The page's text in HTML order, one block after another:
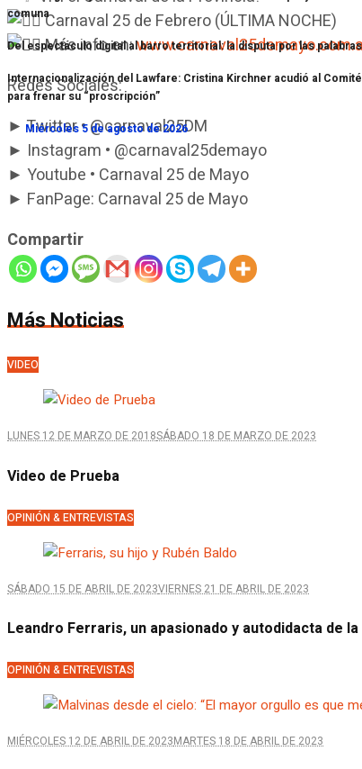
comuna
Del espectáculo digital al barro territorial: la disputa por las
Internacionalización del Lawfare: Cristina Kirchner acudió al
para frenar su “proscripción”
Miércoles 5 de agosto de 2026
Carnaval 25 de Febrero (ÚLTIMA NOCHE)
Más info en:
Redes Sociales:
► Twitter • @carnaval25DM
► Instagram • @carnaval25demayo
► Youtube • Carnaval 25 de Mayo
► FanPage: Carnaval 25 de Mayo
Compartir
Más Noticias
VIDEO
LUNES 12 DE MARZO DE 2018SÁBADO 18 DE MARZO DE 2023
Video de Prueba
OPINIÓN & ENTREVISTAS
SÁBADO 15 DE ABRIL DE 2023VIERNES 21 DE ABRIL DE 2023
Leandro Ferraris, un apasionado y autodidacta de
OPINIÓN & ENTREVISTAS
MIÉRCOLES 12 DE ABRIL DE 2023MARTES 18 DE ABRIL DE 2023